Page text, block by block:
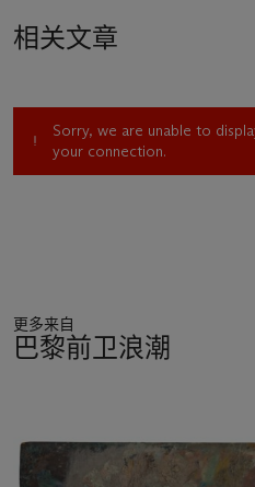
Seine, à Villeneuve-la-Garenne,
qu’elle voyage sur la côte
du soleil cette fois sur l’eau de
Morisot s’intéresse ainsi qu’en
quai qui ne montre que peu de
Nice pourtant peint seulement
contraste avec la palette
rappelle les toiles de son
相关文章
Sorry, we are unable to
your connection.
更多来自
巴黎前卫浪潮